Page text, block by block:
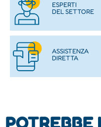
ESPERTI
DEL SETTORE
ASSISTENZA
DIRETTA
POTREBBE